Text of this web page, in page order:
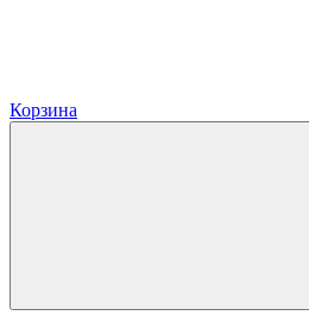
Корзина